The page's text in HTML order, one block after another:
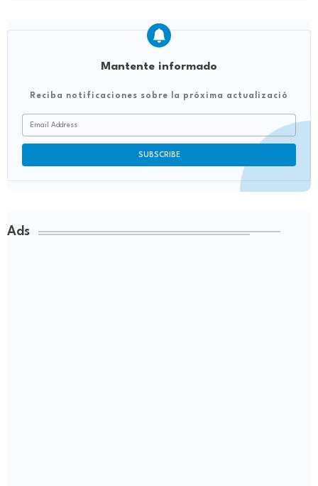
Mantente informado
Reciba notificaciones sobre la próxima actualizació
Ads